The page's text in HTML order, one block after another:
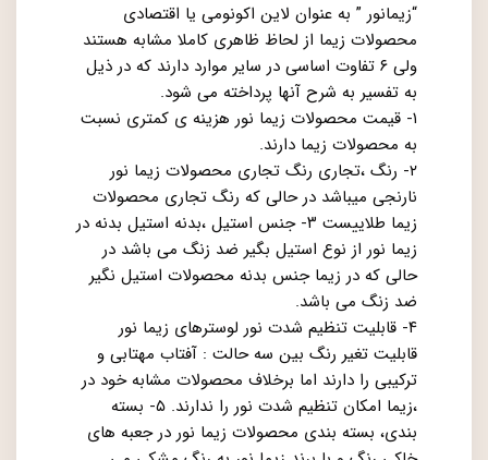
“زیمانور ” به عنوان لاین اکونومی یا اقتصادی
محصولات زیما از لحاظ ظاهری کاملا مشابه هستند
ولی ۶ تفاوت اساسی در سایر موارد دارند که در ذیل
به تفسیر به شرح آنها پرداخته می شود.
۱- قیمت محصولات زیما نور هزینه ی کمتری نسبت
به محصولات زیما دارند.
۲- رنگ ،تجاری رنگ تجاری محصولات زیما نور
نارنجی میباشد در حالی که رنگ تجاری محصولات
زیما طلاییست ۳- جنس استیل ،بدنه استیل بدنه در
زیما نور از نوع استیل بگیر ضد زنگ می باشد در
حالی که در زیما جنس بدنه محصولات استیل نگیر
ضد زنگ می باشد.
۴- قابلیت تنظیم شدت نور لوسترهای زیما نور
قابلیت تغیر رنگ بین سه حالت : آفتاب مهتابی و
ترکیبی را دارند اما برخلاف محصولات مشابه خود در
،زیما امکان تنظیم شدت نور را ندارند. ۵- بسته
بندی، بسته بندی محصولات زیما نور در جعبه های